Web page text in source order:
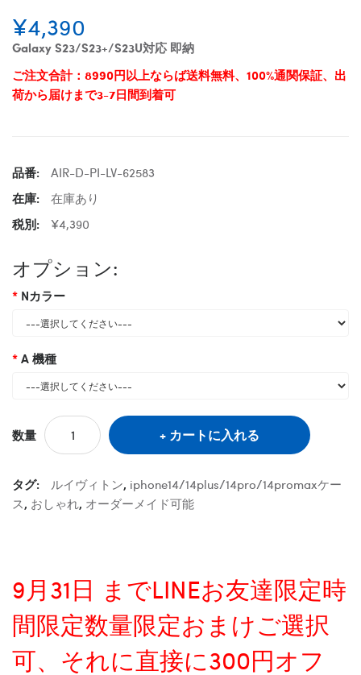
¥4,390
Galaxy S23/S23+/S23U対応 即納
ご注文合計：8990円以上ならば送料無料、100%通関保証、出
荷から届けまで3-7日間到着可
品番:
AIR-D-PI-LV-62583
在庫:
在庫あり
税別:
¥4,390
オプション:
Nカラー
A 機種
数量 カートに入れる
タグ: ルイヴィトン, iphone14/14plus/14pro/14promaxケー
ス, おしゃれ, オーダーメイド可能
9月31日 までLINEお友達限定時
間限定数量限定おまけご選択
可、それに直接に300円オフ